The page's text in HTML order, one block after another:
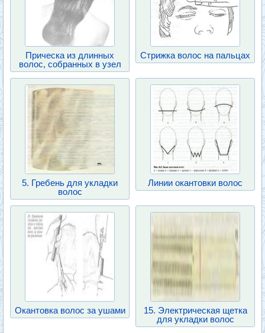
Прическа из длинных
волос, собранных в узел
Стрижка волос на пальцах
5. Гребень для укладки
волос
Линии окантовки волос
Окантовка волос за ушами
15. Электрическая щетка
для укладки волос